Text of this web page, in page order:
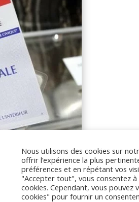
Nous utilisons des cookies sur
offrir l’expérience la plus
préférences et en répétant vos
"Accepter tout", vous consentez à
cookies. Cependant, vous pouvez
cookies" pour fournir un